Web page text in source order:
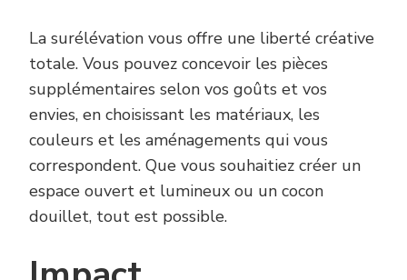
La surélévation vous offre une liberté créative
totale. Vous pouvez concevoir les pièces
supplémentaires selon vos goûts et vos
envies, en choisissant les matériaux, les
couleurs et les aménagements qui vous
correspondent. Que vous souhaitiez créer un
espace ouvert et lumineux ou un cocon
douillet, tout est possible.